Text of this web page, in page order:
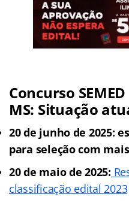
Concurso
MS: Situação
20 de junho de 2025:
para seleção com
20 de maio de 2025:
classificação edital 2023